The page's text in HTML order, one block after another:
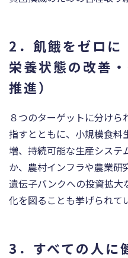
2．飢餓をゼロに
栄養状態の改善
推進）
８つのターゲットに分け
指すとともに、小規模食料
増、持続可能な生産システ
か、農村インフラや農業研
遺伝子バンクへの投資拡大
化を図ることも挙げられて
3．すべての人に